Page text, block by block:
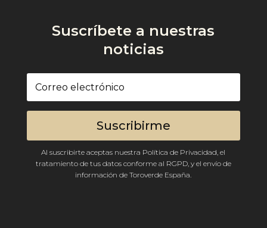
Suscríbete a nuestras
noticias
Suscribirme
Al suscribirte aceptas nuestra Política de Privacidad, el
tratamiento de tus datos conforme al RGPD, y el envío de
información de Toroverde España.